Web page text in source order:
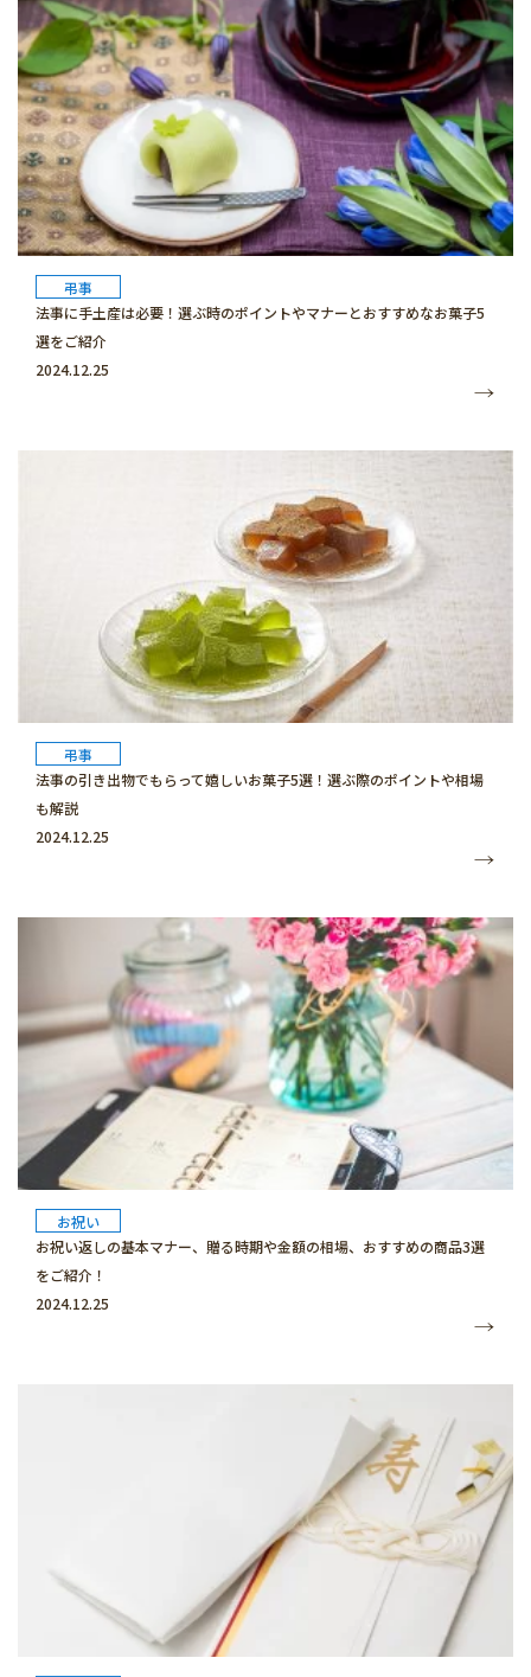
弔事
法事に手土産は必要！選ぶ時のポイントやマナーとおすすめなお菓子5
選をご紹介
2024.12.25
弔事
法事の引き出物でもらって嬉しいお菓子5選！選ぶ際のポイントや相場
も解説
2024.12.25
お祝い
お祝い返しの基本マナー、贈る時期や金額の相場、おすすめの商品3選
をご紹介！
2024.12.25